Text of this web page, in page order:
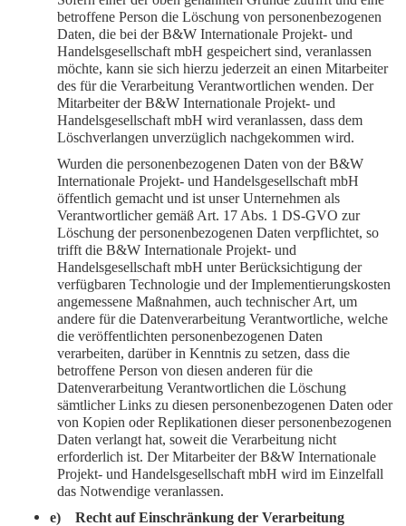
betroffene Person die Löschung von personenbezogenen
Daten, die bei der B&W Internationale Projekt- und
Handelsgesellschaft mbH gespeichert sind, veranlassen
möchte, kann sie sich hierzu jederzeit an einen Mitarbeiter
des für die Verarbeitung Verantwortlichen wenden. Der
Mitarbeiter der B&W Internationale Projekt- und
Handelsgesellschaft mbH wird veranlassen, dass dem
Löschverlangen unverzüglich nachgekommen wird.
Wurden die personenbezogenen Daten von der B&W
Internationale Projekt- und Handelsgesellschaft mbH
öffentlich gemacht und ist unser Unternehmen als
Verantwortlicher gemäß Art. 17 Abs. 1 DS-GVO zur
Löschung der personenbezogenen Daten verpflichtet, so
trifft die B&W Internationale Projekt- und
Handelsgesellschaft mbH unter Berücksichtigung der
verfügbaren Technologie und der Implementierungskosten
angemessene Maßnahmen, auch technischer Art, um
andere für die Datenverarbeitung Verantwortliche, welche
die veröffentlichten personenbezogenen Daten
verarbeiten, darüber in Kenntnis zu setzen, dass die
betroffene Person von diesen anderen für die
Datenverarbeitung Verantwortlichen die Löschung
sämtlicher Links zu diesen personenbezogenen Daten oder
von Kopien oder Replikationen dieser personenbezogenen
Daten verlangt hat, soweit die Verarbeitung nicht
erforderlich ist. Der Mitarbeiter der B&W Internationale
Projekt- und Handelsgesellschaft mbH wird im Einzelfall
das Notwendige veranlassen.
e) Recht auf Einschränkung der Verarbeitung